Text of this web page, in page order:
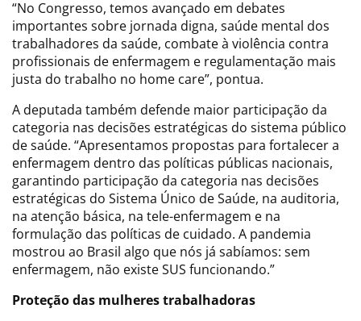
“No Congresso, temos avançado em debates
importantes sobre jornada digna, saúde mental dos
trabalhadores da saúde, combate à violência contra
profissionais de enfermagem e regulamentação mais
justa do trabalho no home care”, pontua.
A deputada também defende maior participação da
categoria nas decisões estratégicas do sistema público
de saúde. “Apresentamos propostas para fortalecer a
enfermagem dentro das políticas públicas nacionais,
garantindo participação da categoria nas decisões
estratégicas do Sistema Único de Saúde, na auditoria,
na atenção básica, na tele-enfermagem e na
formulação das políticas de cuidado. A pandemia
mostrou ao Brasil algo que nós já sabíamos: sem
enfermagem, não existe SUS funcionando.”
Proteção das mulheres trabalhadoras